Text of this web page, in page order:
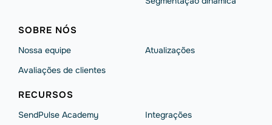
SOBRE NÓS
Nossa equipe
Avaliações de clientes
Atualizações
RECURSOS
SendPulse Academy
Integrações